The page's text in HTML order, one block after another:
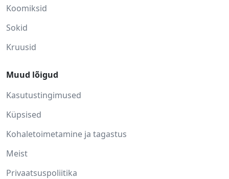
Koomiksid
Sokid
Kruusid
Muud lõigud
Kasutustingimused
Küpsised
Kohaletoimetamine ja tagastus
Meist
Privaatsuspoliitika